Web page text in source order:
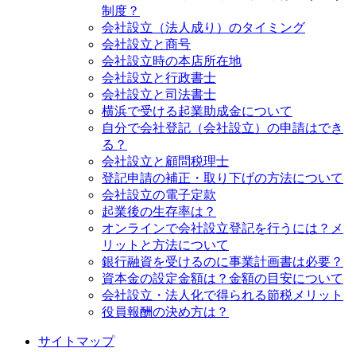
制度？
会社設立（法人成り）のタイミング
会社設立と商号
会社設立時の本店所在地
会社設立と行政書士
会社設立と司法書士
横浜で受ける起業助成金について
自分で会社登記（会社設立）の申請はでき
る？
会社設立と顧問税理士
登記申請の補正・取り下げの方法について
会社設立の電子定款
起業後の生存率は？
オンラインで会社設立登記を行うには？メ
リットと方法について
銀行融資を受けるのに事業計画書は必要？
資本金の設定金額は？金額の目安について
会社設立・法人化で得られる節税メリット
役員報酬の決め方は？
サイトマップ